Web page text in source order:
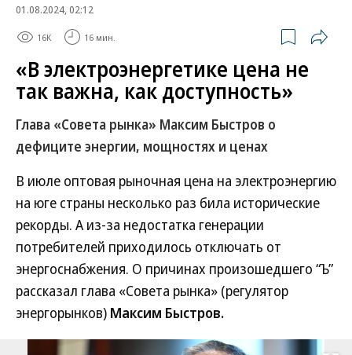
01.08.2024, 02:12
16K 16 мин.
«В электроэнергетике цена не
так важна, как доступность»
Глава «Совета рынка» Максим Быстров о
дефиците энергии, мощностях и ценах
В июле оптовая рыночная цена на электроэнергию
на юге страны несколько раз била исторические
рекорды. А из-за недостатка генерации
потребителей приходилось отключать от
энергоснабжения. О причинах произошедшего “Ъ”
рассказал глава «Совета рынка» (регулятор
энергорынков) Максим Быстров.